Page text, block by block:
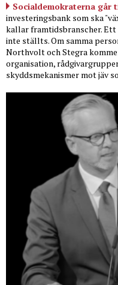
Socialdemokraterna går
investeringsbank som ska
kallar framtidsbranscher.
inte ställts. Om samma
Northvolt och Stegra
organisation,
skyddsmekanismer mot jäv